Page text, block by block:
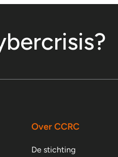
Over CCRC
De stichting